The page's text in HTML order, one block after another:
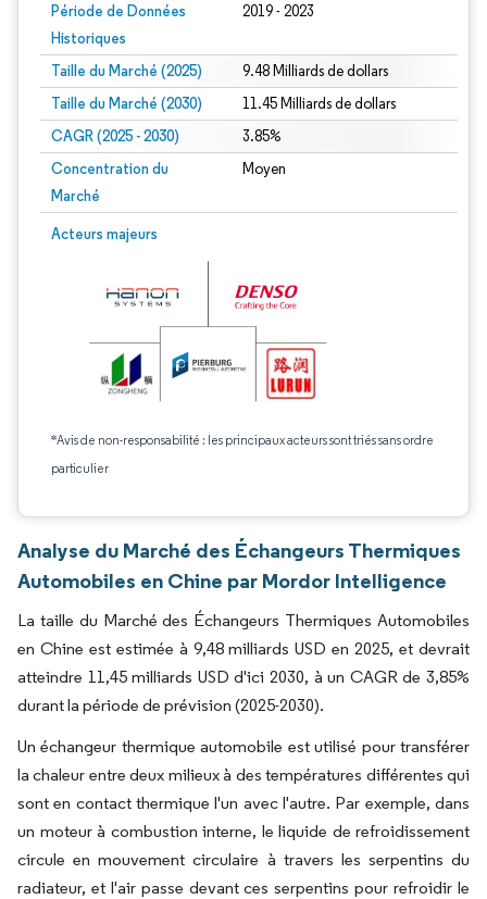
Période de Données
Historiques
2019 - 2023
Taille du Marché (2025) 9.48 Milliards de dollars
Taille du Marché (2030) 11.45 Milliards de dollars
CAGR (2025 - 2030) 3.85%
Concentration du
Marché
Moyen
Acteurs majeurs
*Avis de non-responsabilité : les principaux acteurs sont triés sans ordre
particulier
Analyse du Marché des Échangeurs Thermiques
Automobiles en Chine par Mordor Intelligence
La taille du Marché des Échangeurs Thermiques Automobiles
en Chine est estimée à 9,48 milliards USD en 2025, et devrait
atteindre 11,45 milliards USD d'ici 2030, à un CAGR de 3,85%
durant la période de prévision (2025-2030).
Un échangeur thermique automobile est utilisé pour transférer
la chaleur entre deux milieux à des températures différentes qui
sont en contact thermique l'un avec l'autre. Par exemple, dans
un moteur à combustion interne, le liquide de refroidissement
circule en mouvement circulaire à travers les serpentins du
radiateur, et l'air passe devant ces serpentins pour refroidir le